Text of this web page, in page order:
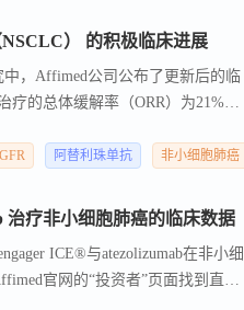
力。
） 的积极临床进展
中，Affimed公司公布了更新后的临
疗的总体缓解率（ORR）为21%，
治疗的ORR为24%，DCR为71%，
较高的患者，其缓解率、PFS和总
阿替利珠单抗 非小细胞肺癌
治疗非小细胞肺癌的临床数据
ICE®与atezolizumab在非小细
官网的“投资者”页面找到直播